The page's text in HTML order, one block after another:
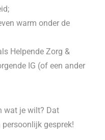
warm onder de
Helpende Zorg &
IG (of een ander
wat je wilt? Dat
gesprek!